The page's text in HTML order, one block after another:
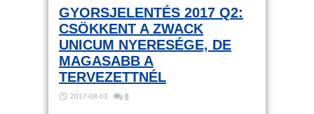
GYORSJELENTÉS 2017 Q2:
CSÖKKENT A ZWACK
UNICUM NYERESÉGE, DE
MAGASABB A
TERVEZETTNÉL
2017-08-03 0